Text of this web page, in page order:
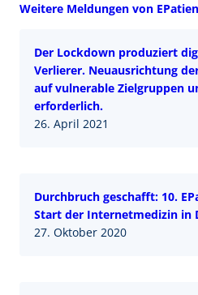
Weitere Meldungen von
Der Lockdown produziert
Verlierer. Neuausrichtung
auf vulnerable Zielgruppen
erforderlich.
26. April 2021
Durchbruch geschafft: 10.
Start der Internetmedizin in
27. Oktober 2020